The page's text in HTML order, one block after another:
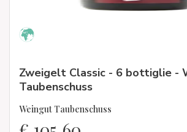
Zweigelt Classic - 6 bottiglie -
Taubenschuss
Weingut Taubenschuss